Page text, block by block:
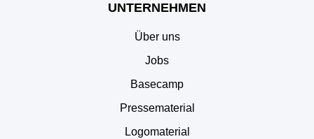
UNTERNEHMEN
Über uns
Jobs
Basecamp
Pressematerial
Logomaterial